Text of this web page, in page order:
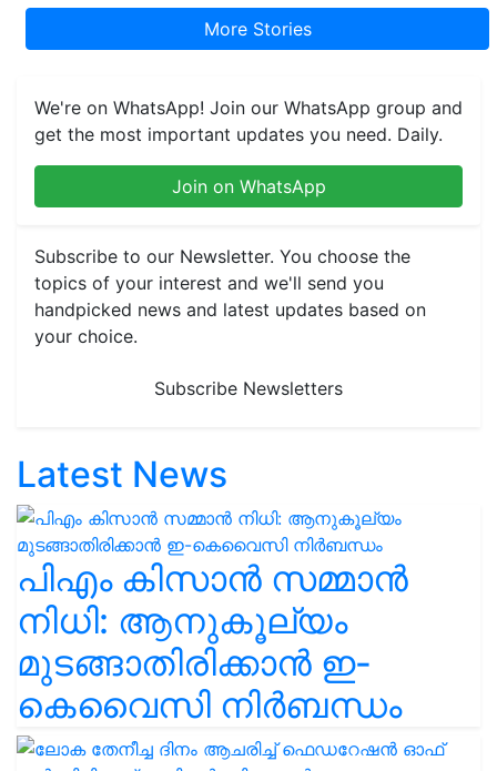
More Stories
We're on WhatsApp! Join our WhatsApp group and
get the most important updates you need. Daily.
Join on WhatsApp
Subscribe to our Newsletter. You choose the
topics of your interest and we'll send you
handpicked news and latest updates based on
your choice.
Subscribe Newsletters
Latest News
പിഎം കിസാൻ സമ്മാൻ
നിധി: ആനുകൂല്യം
മുടങ്ങാതിരിക്കാൻ ഇ-
കെവൈസി നിർബന്ധം